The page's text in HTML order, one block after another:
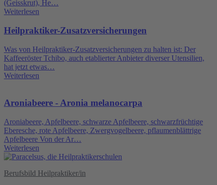
(Geisskrut), He…
Weiterlesen
Heilpraktiker-Zusatzversicherungen
Was von Heilpraktiker-Zusatzversicherungen zu halten ist: Der
Kaffeeröster Tchibo, auch etablierter Anbieter diverser Utensilien,
hat jetzt etwas…
Weiterlesen
Aroniabeere - Aronia melanocarpa
Aroniabeere, Apfelbeere, schwarze Apfelbeere, schwarzfrüchtige
Eberesche, rote Apfelbeere, Zwergvogelbeere, pflaumenblättrige
Apfelbeere Von der Ar…
Weiterlesen
Berufsbild Heilpraktiker/in